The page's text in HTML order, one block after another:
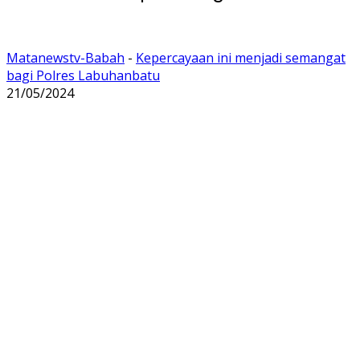
Matanewstv-Babah - Kepercayaan ini menjadi semangat
bagi Polres Labuhanbatu
21/05/2024